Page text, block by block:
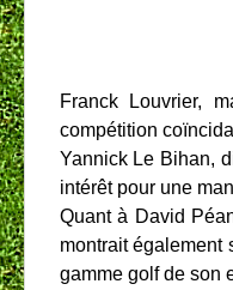
Franck Louvrier,
compétition
Yannick Le Bihan,
intérêt pour une
Quant à David
montrait également
gamme golf de son